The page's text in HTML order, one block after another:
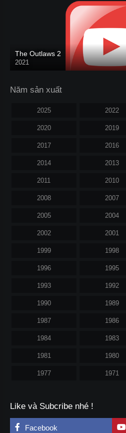
The Outlaws 2
2021
Năm sản xuất
2025 2022
2020 2019
2017 2016
2014 2013
2011 2010
2008 2007
2005 2004
2002 2001
1999 1998
1996 1995
1993 1992
1990 1989
1987 1986
1984 1983
1981 1980
1977 1971
Like và Subcribe nhé !
Facebook